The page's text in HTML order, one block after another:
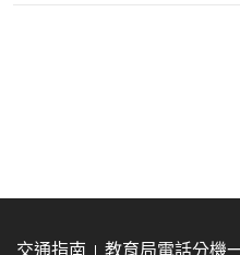
交通指南 教育局電話分機